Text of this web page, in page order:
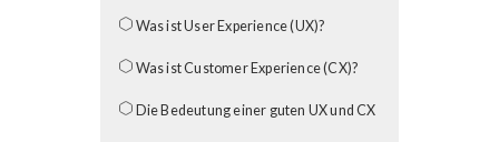
Was ist User Experience (UX)?
Was ist Customer Experience (CX)?
Die Bedeutung einer guten UX und CX